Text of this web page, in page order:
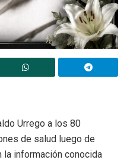
Urrego a los 80
de salud luego de
la información conocida